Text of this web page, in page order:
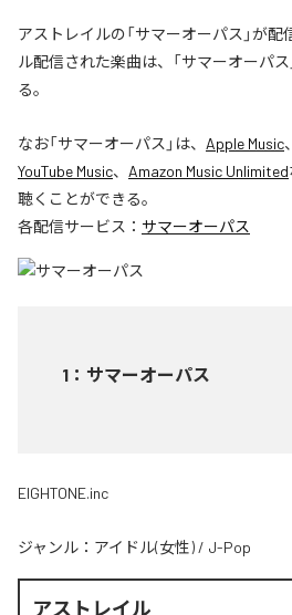
アストレイルの「サマーオーパス」が
ル配信された楽曲は、「サマーオーパ
る。
なお「サマーオーパス 」は、 Apple Music、
YouTube Music、 Amazon Music Unlimited
聴くことができる。
各配信サービス： サマーオーパス
1 ： サマーオーパス
EIGHTONE.inc
ジャンル： アイドル(女性) / J-Pop
アストレイル